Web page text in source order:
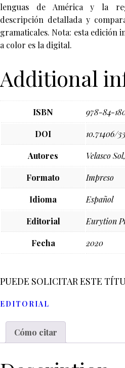
lenguas de América y la
descripción detallada y
gramaticales. Nota: esta edición
a color es la digital.
Additional
ISBN 978-84-
DOI 10.71406/
Autores Velasco
Formato Impreso
Idioma Español
Editorial Eurytion
Fecha 2020
PUEDE SOLICITAR ESTE
EDITORIAL
Cómo citar